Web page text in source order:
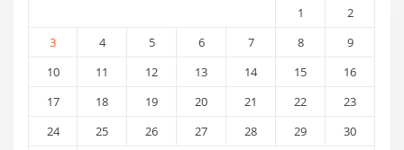
1
2
3
4 5 6 7 8
9
10
11 12 13 14 15
16
17
18 19 20 21 22
23
24
25 26 27 28 29
30